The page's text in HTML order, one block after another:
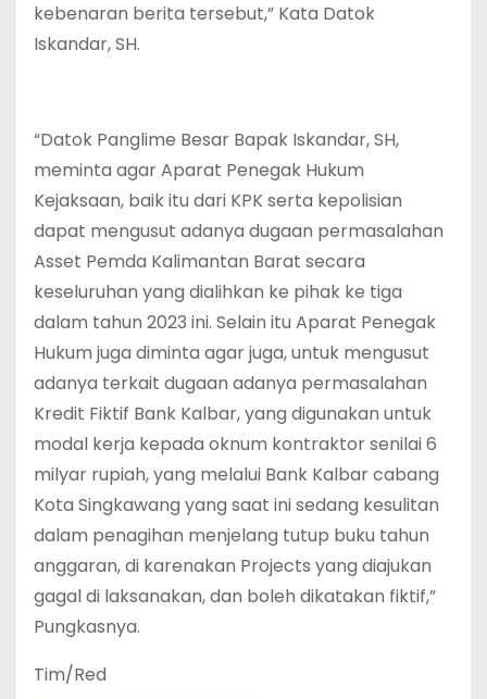
kebenaran berita tersebut,” Kata Datok
Iskandar, SH.
“Datok Panglime Besar Bapak Iskandar, SH,
meminta agar Aparat Penegak Hukum
Kejaksaan, baik itu dari KPK serta kepolisian
dapat mengusut adanya dugaan permasalahan
Asset Pemda Kalimantan Barat secara
keseluruhan yang dialihkan ke pihak ke tiga
dalam tahun 2023 ini. Selain itu Aparat Penegak
Hukum juga diminta agar juga, untuk mengusut
adanya terkait dugaan adanya permasalahan
Kredit Fiktif Bank Kalbar, yang digunakan untuk
modal kerja kepada oknum kontraktor senilai 6
milyar rupiah, yang melalui Bank Kalbar cabang
Kota Singkawang yang saat ini sedang kesulitan
dalam penagihan menjelang tutup buku tahun
anggaran, di karenakan Projects yang diajukan
gagal di laksanakan, dan boleh dikatakan fiktif,”
Pungkasnya.
Tim/Red